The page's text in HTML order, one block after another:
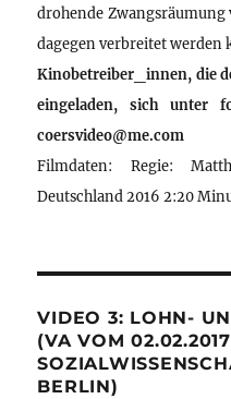
drohende Zwangsräumung
dagegen verbreitet werden
Kinobetreiber_innen, die
eingeladen, sich unter
coersvideo@me.com
Filmdaten: Regie:
Deutschland 2016 2:20
VIDEO 3: LOHN-
(VA VOM
BERLIN)